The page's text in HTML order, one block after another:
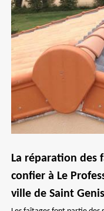
La réparation des
confier à Le
ville de Saint